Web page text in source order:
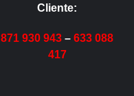
Cliente:
871 930 943 – 633 088
417